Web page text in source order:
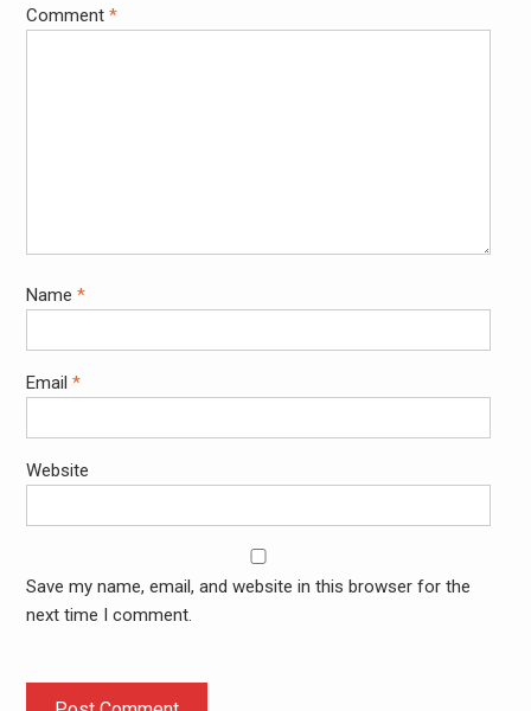
Comment *
Name *
Email *
Website
Save my name, email, and website in this browser for the
next time I comment.